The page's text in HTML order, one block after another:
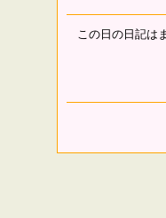
この日の日記は